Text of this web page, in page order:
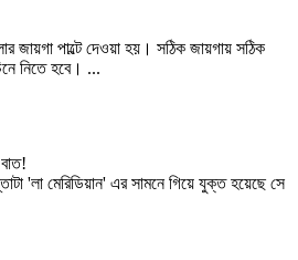
জায়গা পাল্টে দেওয়া হয়। সঠিক জায়গায় সঠিক
নিতে হবে। ...
'লা মেরিডিয়ান' এর সামনে গিয়ে যুক্ত হয়েছে সে